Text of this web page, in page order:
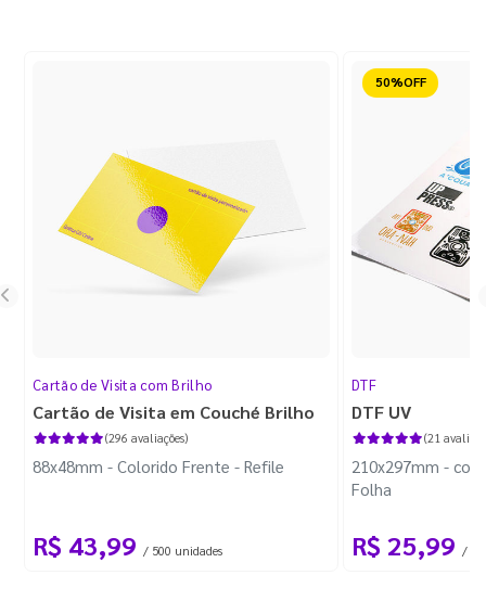
Cartão de Visita com Brilho
Cartão de Visita em Couché Brilho
(296 avaliações)
88x48mm - Colorido Frente - Refile
R$ 43,99 / 500 unidades
Reduzido
DTF
DTF UV
(21
210x297mm -
Folha
R$ 25,99 / 1